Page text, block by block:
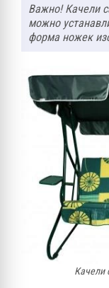
Важно! Качели
можно
форма ножек
Качели